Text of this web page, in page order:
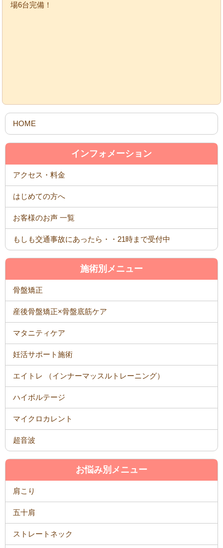
場6台完備！
HOME
インフォメーション
アクセス・料金
はじめての方へ
お客様のお声 一覧
もしも交通事故にあったら・・21時まで受付中
施術別メニュー
骨盤矯正
産後骨盤矯正×骨盤底筋ケア
マタニティケア
妊活サポート施術
エイトレ （インナーマッスルトレーニング）
ハイボルテージ
マイクロカレント
超音波
お悩み別メニュー
肩こり
五十肩
ストレートネック